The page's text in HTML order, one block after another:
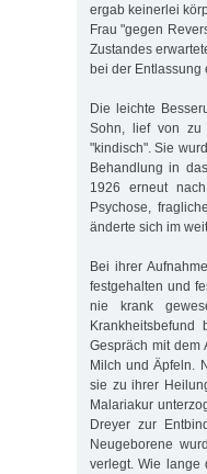
ergab keinerlei
Frau "gegen
Zustandes
bei der Entlassung
Die leichte
Sohn, lief von zu
"kindisch". Sie
Behandlung in
1926 erneut
Psychose,
änderte sich im
Bei ihrer
festgehalten und
nie krank
Gespräch mit dem
Milch und Äpfeln.
sie zu ihrer
Malariakur
Dreyer zur
Neugeborene
verlegt. Wie lange